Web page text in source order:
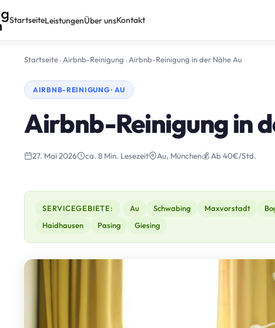
StartseiteLeistungenÜber unsKontakt
Startseite› Airbnb-Reinigung › Airbnb-Reinigung in der Nähe Au
AIRBNB-REINIGUNG · AU
Airbnb-Reinigung in
27. Mai 2026 ca. 8 Min. Lesezeit Au, München💰 Ab 40€/Std.
SERVICEGEBIETE: Au Schwabing Maxvorstadt
Haidhausen
Pasing Giesing